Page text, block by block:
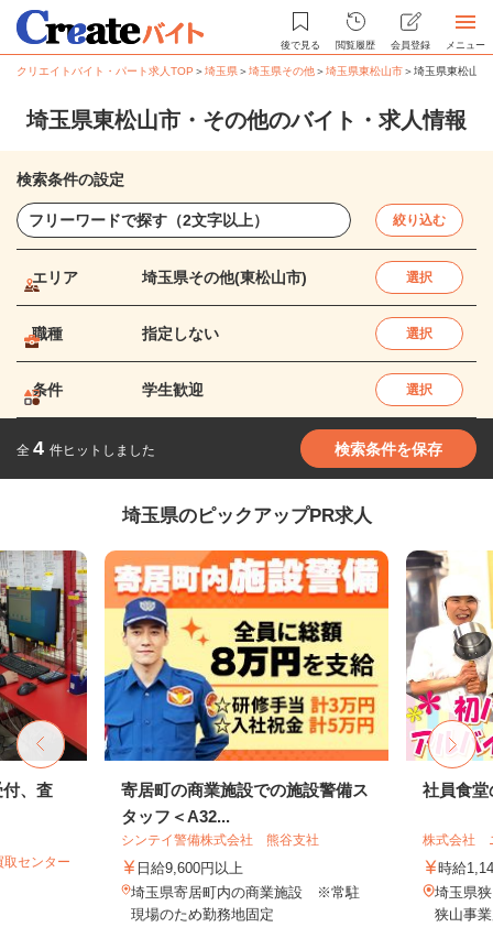
後で見る 閲覧履歴 会員登録 メニュー
クリエイトバイト・パート求人TOP ＞埼玉県＞埼玉県その他＞埼玉県東松山市＞埼玉県東松山
埼玉県東松山市・その他のバイト・求人情報
検索条件の設定
絞り込む
エリア 埼玉県その他(東松山市) 選択
職種 指定しない 選択
条件 学生歓迎 選択
全 4 件ヒットしました 検索条件を保存
埼玉県のピックアップPR求人
、査
センター
寄居町の商業施設での施設警備ス
タッフ＜A32...
シンテイ警備株式会社 熊谷支社
日給9,600円以上
埼玉県寄居町内の商業施設 ※常駐
現場のため勤務地固定
社員食堂
株式会社
時給
埼玉県
狭山事